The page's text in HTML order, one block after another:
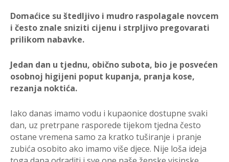
Domaćice su štedljivo i mudro raspolagale novcem
i često znale sniziti cijenu i strpljivo pregovarati
prilikom nabavke.
Jedan dan u tjednu, obično subota, bio je posvećen
osobnoj higijeni poput kupanja, pranja kose,
rezanja noktića.
Iako danas imamo vodu i kupaonice dostupne svaki
dan, uz pretrpane rasporede tijekom tjedna često
ostane vremena samo za kratko tuširanje i pranje
zubića osobito ako imamo više djece. Nije loša ideja